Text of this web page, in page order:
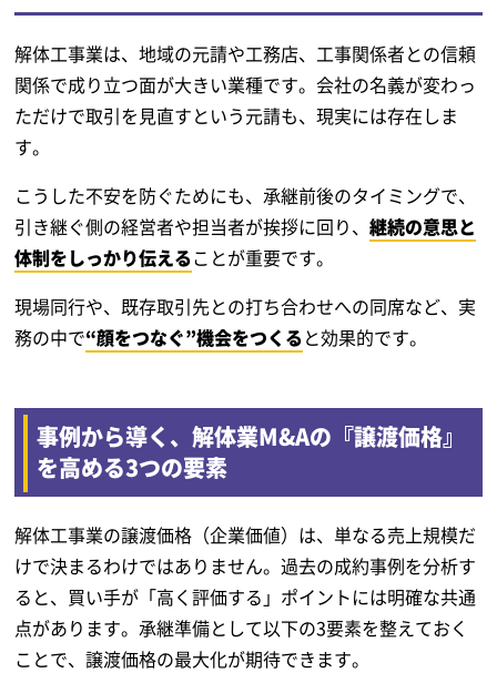
解体工事業は、地域の元請や工務店、工事関係者との信頼
関係で成り立つ面が大きい業種です。会社の名義が変わっ
ただけで取引を見直すという元請も、現実には存在しま
す。
こうした不安を防ぐためにも、承継前後のタイミングで、
引き継ぐ側の経営者や担当者が挨拶に回り、継続の意思と
体制をしっかり伝えることが重要です。
現場同行や、既存取引先との打ち合わせへの同席など、実
務の中で“顔をつなぐ”機会をつくると効果的です。
事例から導く、解体業M&Aの『譲渡価格』
を高める3つの要素
解体工事業の譲渡価格（企業価値）は、単なる売上規模だ
けで決まるわけではありません。過去の成約事例を分析す
ると、買い手が「高く評価する」ポイントには明確な共通
点があります。承継準備として以下の3要素を整えておく
ことで、譲渡価格の最大化が期待できます。